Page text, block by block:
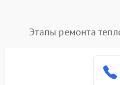
Сбои коммуникаций и
Этапы ремонта